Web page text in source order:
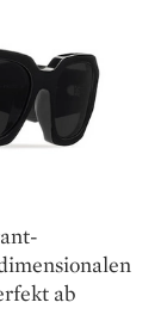
ab